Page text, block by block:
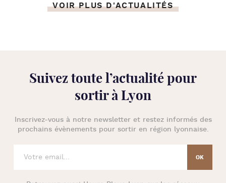
VOIR PLUS D'ACTUALITÉS
Suivez toute l’actualité pour
sortir à Lyon
Inscrivez-vous à notre newsletter et restez informés des
prochains évènements pour sortir en région lyonnaise.